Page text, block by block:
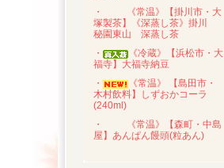
・
《常温》【掛川市・大
塚製茶】《深蒸し茶》掛川
秘園東山 深蒸し茶
・
《冷蔵》【浜松市・大
福寺】大福寺納豆
・
《常温》 【島田市・
木村飲料】しずおかコーラ
(240ml)
・
《常温》【森町・中島
屋】あんぱん饅頭(粒あん)